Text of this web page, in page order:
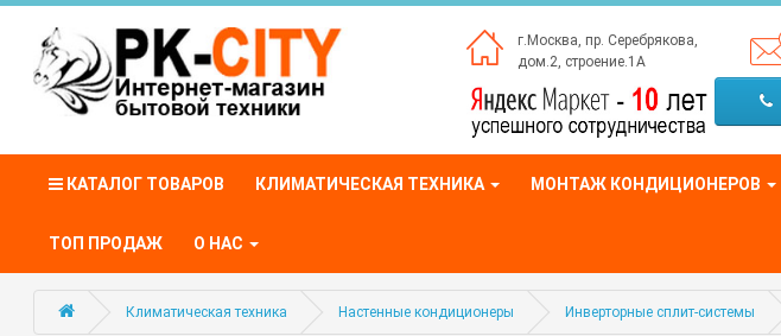
г.Москва, пр. Серебрякова,
дом.2, строение.1А
КАТАЛОГ ТОВАРОВ КЛИМАТИЧЕСКАЯ ТЕХНИКА МОНТАЖ КОНДИЦИОНЕРОВ
ТОП ПРОДАЖ О НАС
Климатическая техника Настенные кондиционеры Инверторные сплит-системы